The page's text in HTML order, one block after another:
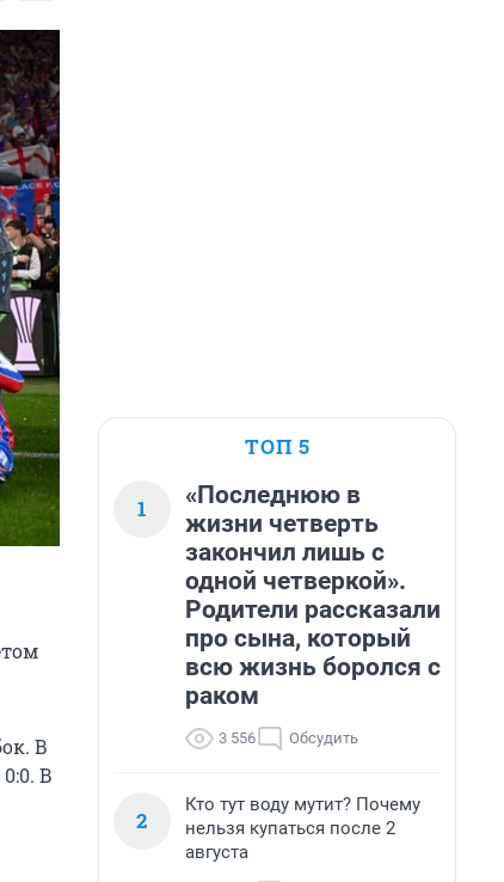
В
В
ТОП 5
1
«Последнюю в
жизни четверть
закончил лишь с
одной четверкой».
Родители рассказали
про сына, который
всю жизнь боролся с
раком
3 556 Обсудить
2
Кто тут воду мутит? Почему
нельзя купаться после 2
августа